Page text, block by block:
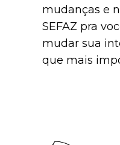
mudanças e
SEFAZ pra
mudar sua
que mais